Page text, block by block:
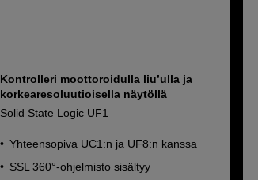
Kontrolleri moottoroidulla liu’ulla ja
korkearesoluutioisella näytöllä
Solid State Logic UF1
Yhteensopiva UC1:n ja UF8:n kanssa
SSL 360°-ohjelmisto sisältyy